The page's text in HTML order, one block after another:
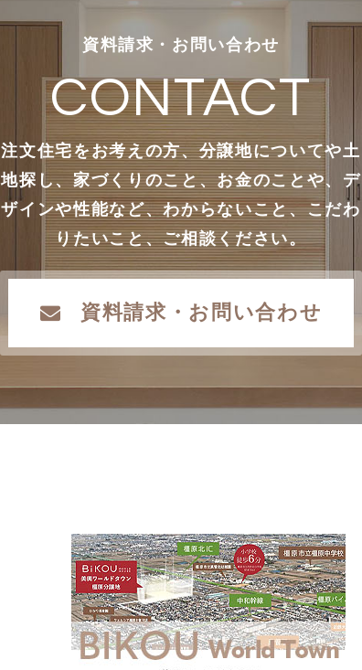
資料請求・お問い合わせ
CONTACT
注文住宅をお考えの方、分譲地についてや土
地探し、家づくりのこと、お金のことや、デ
ザインや性能など、わからないこと、こだわ
りたいこと、ご相談ください。
資料請求・お問い合わせ